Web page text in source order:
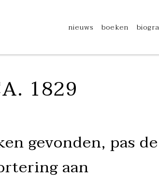
nieuws boeken
1829
gevonden, pas
aan